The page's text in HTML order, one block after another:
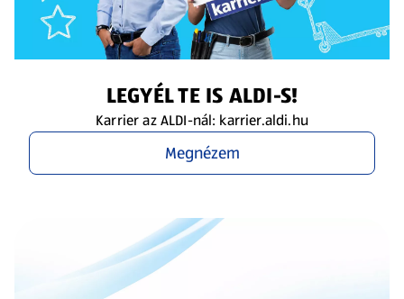
LEGYÉL TE IS ALDI-S!
Karrier az ALDI-nál: karrier.aldi.hu
Megnézem